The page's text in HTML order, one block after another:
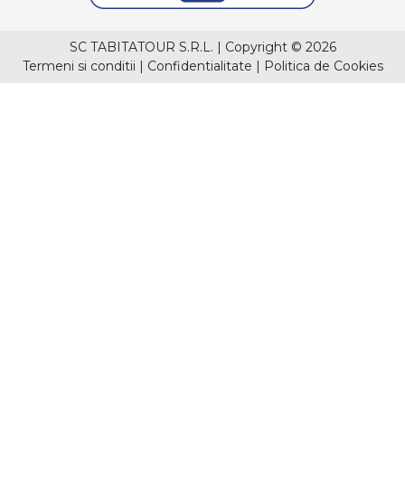
SC TABITATOUR S.R.L. | Copyright © 2026
Termeni si conditii | Confidentialitate | Politica de Cookies